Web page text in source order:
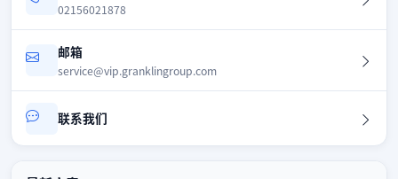
02156021878
邮箱
service@vip.granklingroup.com
联系我们